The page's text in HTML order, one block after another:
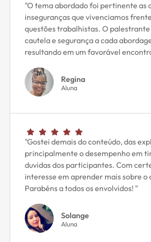
"O tema abordado foi pertinente as
inseguranças que vivenciamos
questões trabalhistas. O
cautela e segurança a cada
resultando em um favorável
Regina
Aluna
"Gostei demais do conteúdo, das
principalmente o desempenho em
duvidas dos participantes. Com
interesse em aprender mais sobre o
Parabéns a todos os envolvidos! "
Solange
Aluna